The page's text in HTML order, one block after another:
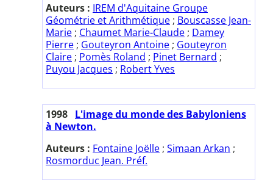
Auteurs : IREM d'Aquitaine Groupe
Géométrie et Arithmétique ; Bouscasse Jean-
Marie ; Chaumet Marie-Claude ; Damey
Pierre ; Gouteyron Antoine ; Gouteyron
Claire ; Pomès Roland ; Pinet Bernard ;
Puyou Jacques ; Robert Yves
1998 L'image du monde des Babyloniens
à Newton.
Auteurs : Fontaine Joëlle ; Simaan Arkan ;
Rosmorduc Jean. Préf.